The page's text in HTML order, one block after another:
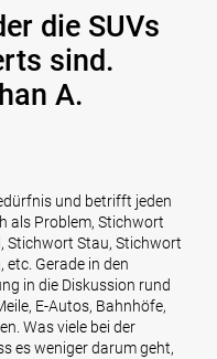
die SUVs
sind.
A.
und betrifft jeden
als Problem, Stichwort
Stichwort Stau, Stichwort
Gerade in den
in die Diskussion rund
E-Autos, Bahnhöfe,
Was viele bei der
es weniger darum geht,